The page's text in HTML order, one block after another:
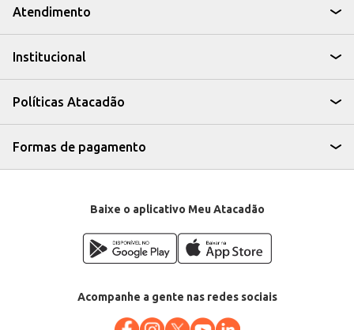
Uso em estabelecimentos comerciais para limpeza geral.
Com o Pano Multiuso Alklin, você garante a limpeza e organização do seu
Atendimento
Institucional
Políticas Atacadão
Formas de pagamento
Baixe o aplicativo Meu Atacadão
Acompanhe a gente nas redes sociais